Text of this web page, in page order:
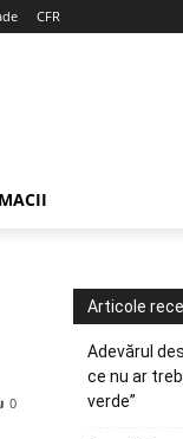
CFR
0
Articole
Adevărul
ce nu ar
verde”